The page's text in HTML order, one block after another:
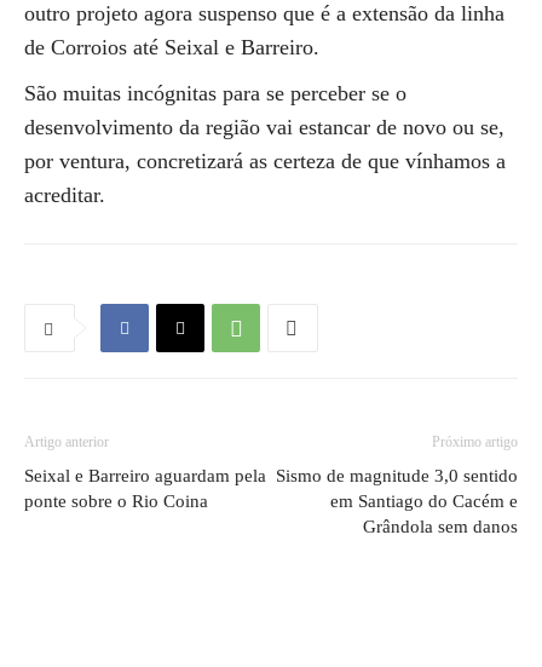
outro projeto agora suspenso que é a extensão da linha
de Corroios até Seixal e Barreiro.
São muitas incógnitas para se perceber se o
desenvolvimento da região vai estancar de novo ou se,
por ventura, concretizará as certeza de que vínhamos a
acreditar.
Artigo anterior
Seixal e Barreiro aguardam pela
ponte sobre o Rio Coina
Próximo artigo
Sismo de magnitude 3,0 sentido
em Santiago do Cacém e
Grândola sem danos